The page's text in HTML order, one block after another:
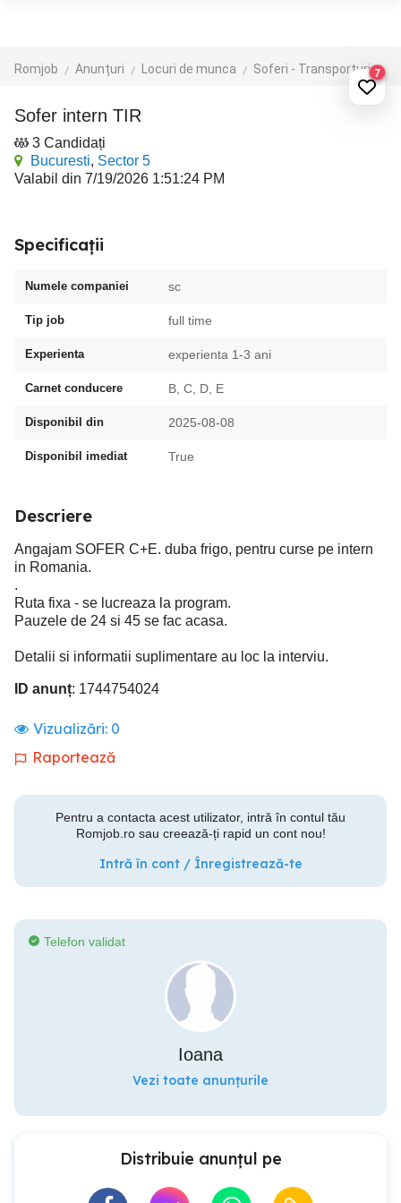
Romjob Anunțuri Locuri de munca Soferi - Transporturi 7
Sofer intern TIR
3 Candidați
Bucuresti, Sector 5
Valabil din 7/19/2026 1:51:24 PM
Specificații
Numele companiei sc
Tip job full time
Experienta experienta 1-3 ani
Carnet conducere B, C, D, E
Disponibil din 2025-08-08
Disponibil imediat True
Descriere
Angajam SOFER C+E. duba frigo, pentru curse pe intern
in Romania.
.
Ruta fixa - se lucreaza la program.
Pauzele de 24 si 45 se fac acasa.
Detalii si informatii suplimentare au loc la interviu.
ID anunț: 1744754024
Vizualizări: 0
Raportează
Pentru a contacta acest utilizator, intră în contul tău
Romjob.ro sau creează-ți rapid un cont nou!
Intră în cont / Înregistrează-te
Telefon validat
Ioana
Vezi toate anunțurile
Distribuie anunțul pe